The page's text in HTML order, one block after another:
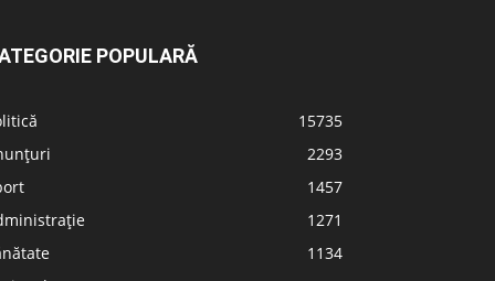
POPULARĂ
15735
2293
1457
1271
1134